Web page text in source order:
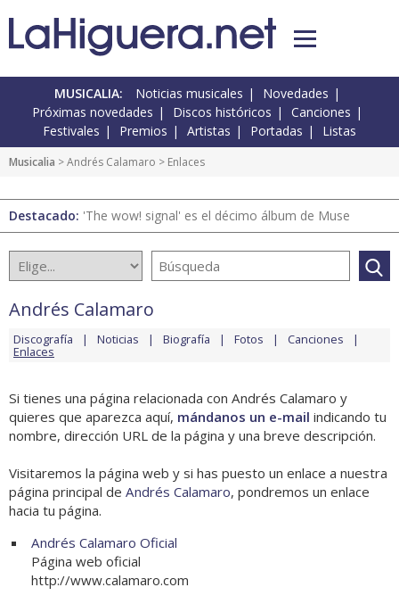
MUSICALIA: Noticias musicales
Novedades
Próximas novedades
Discos históricos
Canciones
Festivales
Premios Artistas Portadas Listas
Musicalia >Andrés Calamaro > Enlaces
Destacado: 'The wow! signal' es el décimo álbum de Muse
Andrés Calamaro
Discografía Noticias Biografía Fotos Canciones
Enlaces
Si tienes una página relacionada con Andrés Calamaro y
quieres que aparezca aquí, mándanos un e-mail indicando tu
nombre, dirección URL de la página y una breve descripción.
Visitaremos la página web y si has puesto un enlace a nuestra
página principal de Andrés Calamaro, pondremos un enlace
hacia tu página.
Andrés Calamaro Oficial
Página web oficial
http://www.calamaro.com